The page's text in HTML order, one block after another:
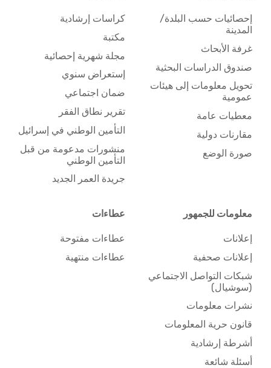
إحصائيات حسب البلدة/
المدينة
غرفة الأبحاث
صندوق الدراسات البحثية
تحويل معلومات إلى هيئات
عمومية
معطيات عامة
مقارنات دولية
صورة الوضع
كراسات إرشادية
مكتبة
مجلة شهرية إحصائية
إستعراض سنوي
ضمان اجتماعي
تقرير نطاق الفقر
التأمين الوطني في إسرائيل
منشورات مدعومة من قبل
التأمين الوطني
جريدة العمر الجديد
معلومات للجمهور
إعلانات
إعلانات صحفية
شبكات التواصل الاجتماعي
(سوشيال)
نشرات معلومات
قانون حرية المعلومات
أشرطة إرشادية
أسئلة شائعة
عطاءات
عطاءات مفتوحة
عطاءات منتهية